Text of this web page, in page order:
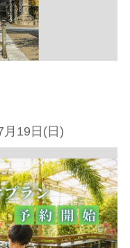
月19日(日)